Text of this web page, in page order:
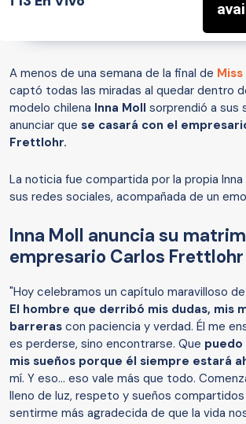
A menos de una semana de la final de
captó todas las miradas al quedar dentro
modelo chilena Inna Moll sorprendió a sus
anunciar que se casará con el
Frettlohr.
La noticia fue compartida por la propia
sus redes sociales, acompañada de un
Inna Moll anuncia su
empresario Carlos Frettlohr
"Hoy celebramos un capítulo maravilloso
El hombre que derribó mis dudas, mis
barreras con paciencia y verdad. Él me
es perderse, sino encontrarse. Que puedo
mis sueños porque él siempre estará
mí. Y eso… eso vale más que todo.
lleno de luz, respeto y sueños
sentirme más agradecida de que la vida